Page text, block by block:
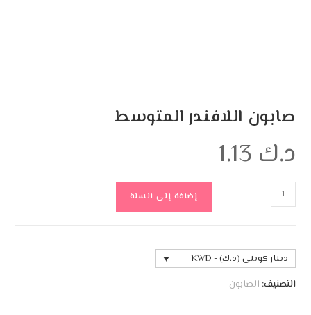
صابون اللافندر المتوسط
د.ك
إضافة إلى السلة
دينار كويتي (د.ك) - KWD
التصنيف: الصابون